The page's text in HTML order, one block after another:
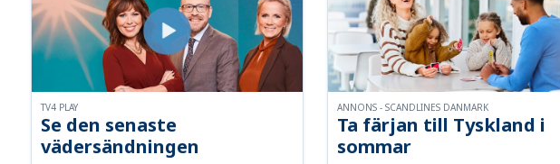
Se den senaste
vädersändningen
TV4 PLAY
Ta färjan till Tyskland i
sommar
ANNONS - SCANDLINES DANMARK